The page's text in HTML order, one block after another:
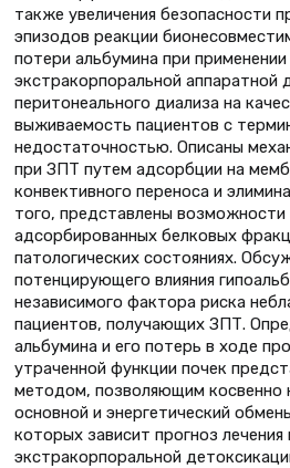
также увеличения безопасности
эпизодов реакции
потери альбумина при
экстракорпоральной аппаратной
перитонеального диализа на
выживаемость пациентов с
недостаточностью. Описаны
при ЗПТ путем адсорбции на
конвективного переноса и
того, представлены возможности
адсорбированных белковых
патологических состояниях.
потенцирующего влияния
независимого фактора риска
пациентов, получающих ЗПТ.
альбумина и его потерь в ходе
утраченной функции почек
методом, позволяющим косвенно
основной и энергетический
которых зависит прогноз
экстракорпоральной